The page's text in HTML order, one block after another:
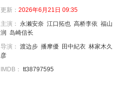
更新： 2026年6月21日 09:35
主演： 永濑安奈 江口拓也 高桥李依 福山
润 岛崎信长
导演： 渡边步 播摩優 田中紀衣 林家木久
彦
IMDB： tt38797595